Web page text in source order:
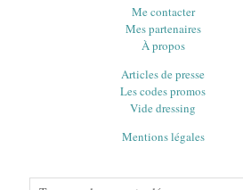
Me contacter
Mes partenaires
À propos
Articles de presse
Les codes promos
Vide dressing
Mentions légales